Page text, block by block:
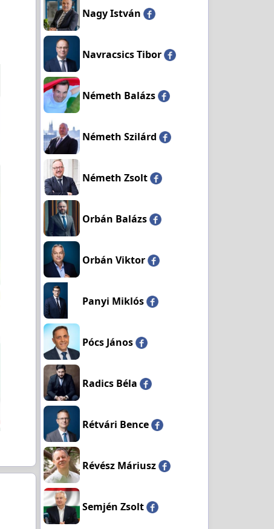
Nagy István
Navracsics Tibor
Németh Balázs
Németh Szilárd
Németh Zsolt
Orbán Balázs
Orbán Viktor
Panyi Miklós
Pócs János
Radics Béla
Rétvári Bence
Révész Máriusz
Semjén Zsolt